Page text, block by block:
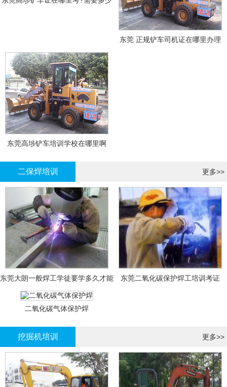
东莞 正规铲车司机证在哪里办理
东莞高埗铲车培训学校在哪里啊
二保焊培训 更多>>
东莞大朗一般焊工学徒要学多久才能
拿证？
东莞二氧化碳保护焊工培训考证
二氧化碳气体保护焊
挖掘机培训 更多>>